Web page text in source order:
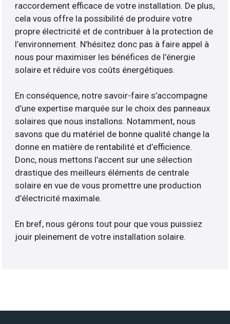
raccordement efficace de votre installation. De plus,
cela vous offre la possibilité de produire votre
propre électricité et de contribuer à la protection de
l’environnement. N’hésitez donc pas à faire appel à
nous pour maximiser les bénéfices de l’énergie
solaire et réduire vos coûts énergétiques.
En conséquence, notre savoir-faire s’accompagne
d’une expertise marquée sur le choix des panneaux
solaires que nous installons. Notamment, nous
savons que du matériel de bonne qualité change la
donne en matière de rentabilité et d’efficience.
Donc, nous mettons l’accent sur une sélection
drastique des meilleurs éléments de centrale
solaire en vue de vous promettre une production
d’électricité maximale.
En bref, nous gérons tout pour que vous puissiez
jouir pleinement de votre installation solaire.